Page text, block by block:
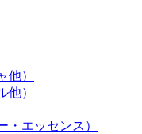
他）
他）
・エッセンス）